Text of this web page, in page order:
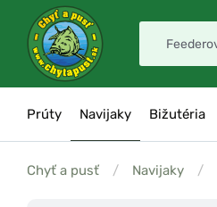
Prúty Navijaky Bižutéria
Chyť a pusť / Navijaky /